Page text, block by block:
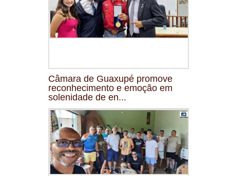
Câmara de Guaxupé promove
reconhecimento e emoção em
solenidade de en...